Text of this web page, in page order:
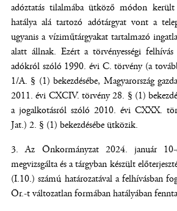
adóztatás tilalmába ütköző módon
hatálya alá tartozó adótárgyat vont a
ugyanis a víziműtárgyakat tartalmazó
alatt állnak. Ezért a törvényességi
adókról szóló 1990. évi C. törvény (a
1/A. § (1) bekezdésébe, Magyarország
2011. évi CXCIV. törvény 28. § (1)
a jogalkotásról szóló 2010. évi CXXX.
Jat.) 2. § (1) bekezdésébe ütközik.
Az Önkormányzat 2024. január
megvizsgálta és a tárgyban készült
(I.10.) számú határozatával a felhívásban
Ör.-t változatlan formában hatályában